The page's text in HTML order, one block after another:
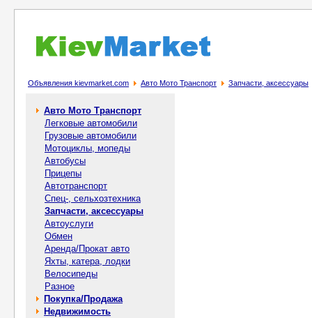
Объявления kievmarket.com Авто Мото Транспорт Запчасти, аксессуары
Авто Мото Транспорт
Легковые автомобили
Грузовые автомобили
Мотоциклы, мопеды
Автобусы
Прицепы
Автотранспорт
Спец-, cельхозтехника
Запчасти, аксессуары
Автоуслуги
Обмен
Аренда/Прокат авто
Яхты, катера, лодки
Велосипеды
Разное
Покупка/Продажа
Недвижимость